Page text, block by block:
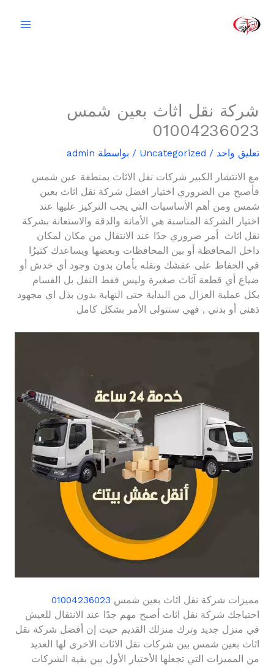
المحتوى
شركة نقل اثاث بعين شمس
01004236023
تعليق واحد /
Uncategorized / بواسطة admin
مع الانتشار الكبير شركات نقل الاثاث بمنطقة عين شمس
فأصبح من الضروري اختيار افضل شركة نقل اثاث بعين
شمس ومن أهم الأساسيات التي يجب التركيز عليها عند
اختيار الشركة المناسبة هي الأمانة والدقة والاستعانة بشركة
نقل اثاث أمر ضروري جدًا عند الانتقال من مكان لمكان
داخل المحافظة أو بين المحافظات وبعضها ويساعدك كثيرُا
في الحفاظ على عفشك ونقله بأمان بدون وجود أي خدش أو
ضياع أي قطعة آثاث صغيرة وليس فقط النقل بل القسام
بكل عملية العزال من البداية حتى النهاية بدون بذل اي مجهود
ذهني أو بدني , فهي ستتولى الأمر بشكل كامل
مميزات شركة نقل اثاث بعين شمس 01004236023
احتياجك شركة نقل اثاث أصبح مهم جدًا عند الانتقال للعيش
في منزل جديد وترك منزلك القديم حيث إن أفضل شركة نقل
اثاث بعين شمس بين شركات نقل الاثاث الاخرى لها العديد
من المميزات التي تجعلها الأختيار الأول بين بقية الشركات